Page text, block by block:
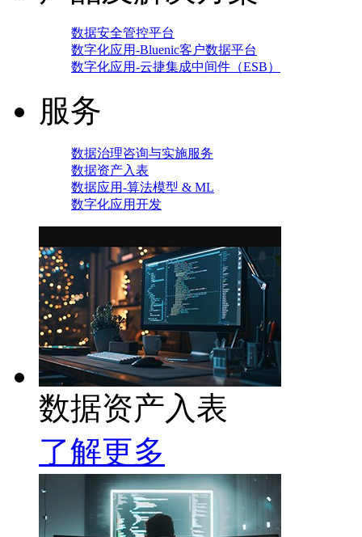
数据安全管控平台
数字化应用-Bluenic客户数据平台
数字化应用-云捷集成中间件（ESB）
服务
数据治理咨询与实施服务
数据资产入表
数据应用-算法模型 & ML
数字化应用开发
数据资产入表
了解更多